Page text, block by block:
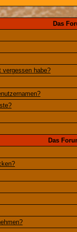
Das
vergessen habe?
Das